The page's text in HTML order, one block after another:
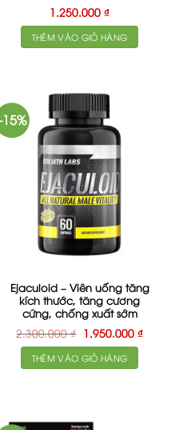
1.250.000 ₫
THÊM VÀO GIỎ HÀNG
Ejaculoid – Viên uống tăng
kích thước, tăng cương
cứng, chống xuất sớm
2.300.000₫ Giá
gốc
là:
2.300.000 ₫.
1.950.000 ₫Giá
THÊM VÀO GIỎ HÀNG